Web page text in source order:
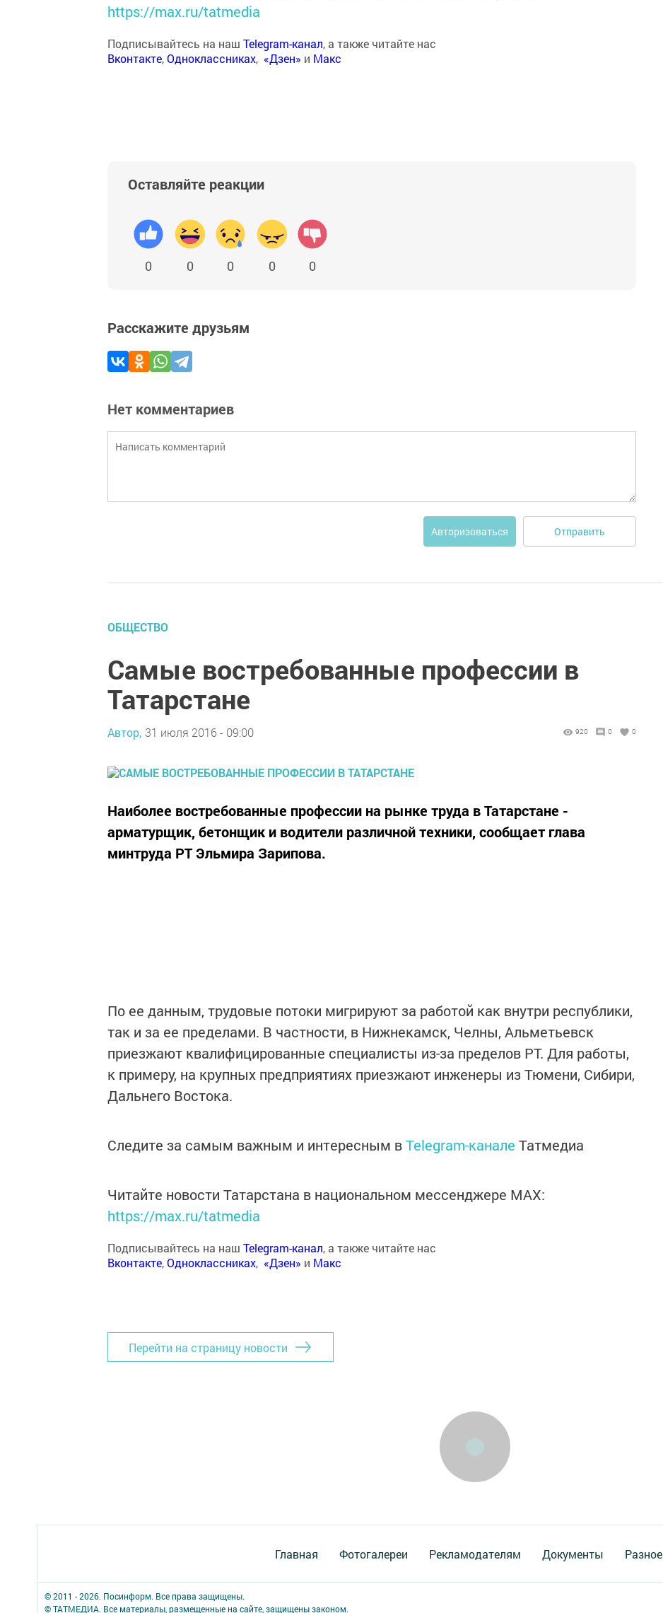
https://max.ru/tatmedia
Подписывайтесь на наш Telegram-канал, а также читайте нас
Вконтакте,Одноклассниках, «Дзен» и Макс
Оставляйте реакции
0 0 0 0 0
Расскажите друзьям
Нет комментариев
Авторизоваться Отправить
ОБЩЕСТВО
Самые востребованные профессии в
Татарстане
Автор, 31 июля 2016 - 09:00 920 0 0
Наиболее востребованные профессии на рынке труда в Татарстане -
арматурщик, бетонщик и водители различной техники, сообщает глава
минтруда РТ Эльмира Зарипова.
По ее данным, трудовые потоки мигрируют за работой как внутри республики,
так и за ее пределами. В частности, в Нижнекамск, Челны, Альметьевск
приезжают квалифицированные специалисты из-за пределов РТ. Для работы,
к примеру, на крупных предприятиях приезжают инженеры из Тюмени, Сибири,
Дальнего Востока.
Следите за самым важным и интересным вTelegram-канале Татмедиа
Читайте новости Татарстана в национальном мессенджере MАХ:
https://max.ru/tatmedia
Подписывайтесь на наш Telegram-канал, а также читайте нас
Вконтакте,Одноклассниках, «Дзен» и Макс
Перейти на страницу новости
Главная Фотогалереи Рекламодателям Документы Разное
© 2011 - 2026. Посинформ. Все права защищены.
© ТАТМЕДИА. Все материалы, размещенные на сайте, защищены законом.